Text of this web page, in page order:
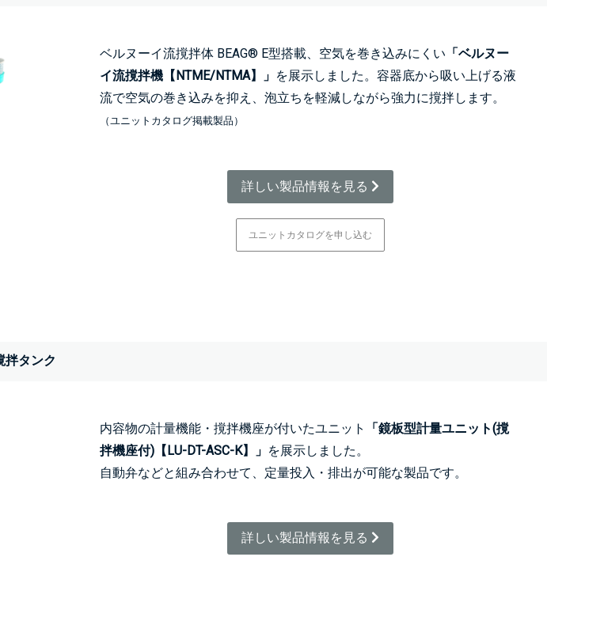
ベルヌーイ流撹拌体 BEAG® E型搭載、空気を巻き込みにくい 「ベルヌー
イ流撹拌機【NTME/NTMA】」 を展示しました。容器底から吸い上げる液
流で空気の巻き込みを抑え、泡立ちを軽減しながら強力に撹拌します。
（ユニットカタログ掲載製品）
詳しい製品情報を見る
ユニットカタログを申し込む
拌タンク
内容物の計量機能・撹拌機座が付いたユニット
「鏡板型計量ユニット(撹
拌機座付)【LU-DT-ASC-K】」 を展示しました。
自動弁などと組み合わせて、定量投入・排出が可能な製品です。
詳しい製品情報を見る